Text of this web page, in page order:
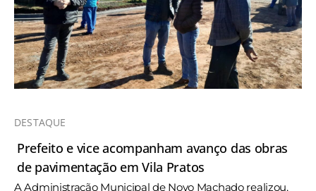
DESTAQUE
Prefeito e vice acompanham avanço das obras
de pavimentação em Vila Pratos
A Administração Municipal de Novo Machado realizou,